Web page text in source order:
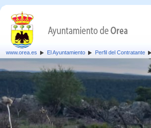
www.orea.es El Ayuntamiento Perfil del Contratante